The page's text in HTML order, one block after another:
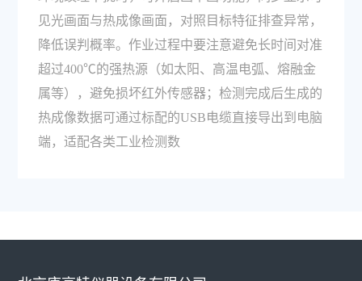
见光画面与热成像画面，对照目标特征排查异常，
降低误判概率。作业过程中要注意避免长时间对准
超过400℃的强热源（如太阳、高温电弧、熔融金
属等），避免损坏红外传感器；检测完成后生成的
热成像数据可通过标配的USB电缆直接导出到电脑
端，适配各类工业检测数